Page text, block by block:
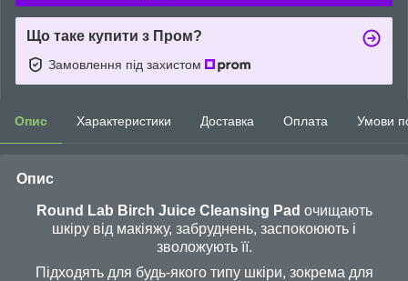
Що таке купити з Пром?
Замовлення під захистом
Опис Характеристики Доставка Оплата Умови
Опис
Round Lab Birch Juice Cleansing Pad очищають
шкіру від макіяжу, забруднень, заспокоюють і
зволожують її.
Підходять для будь-якого типу шкіри, зокрема для